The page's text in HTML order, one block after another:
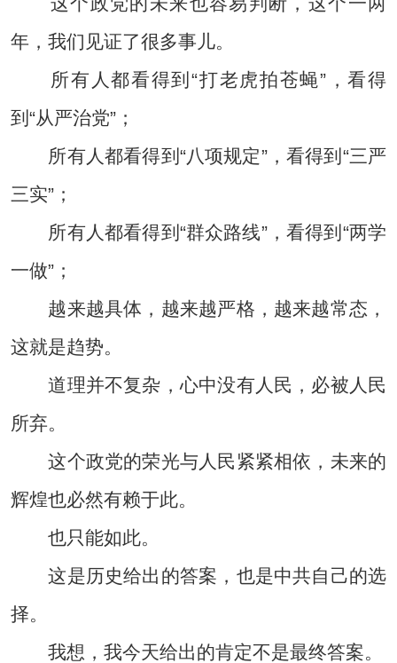
年，我们见证了很多事儿。
所有人都看得到“打老虎拍苍蝇”，看得
到“从严治党”；
所有人都看得到“八项规定”，看得到“三严
三实”；
所有人都看得到“群众路线”，看得到“两学
一做”；
越来越具体，越来越严格，越来越常态，
这就是趋势。
道理并不复杂，心中没有人民，必被人民
所弃。
这个政党的荣光与人民紧紧相依，未来的
辉煌也必然有赖于此。
也只能如此。
这是历史给出的答案，也是中共自己的选
择。
我想，我今天给出的肯定不是最终答案。